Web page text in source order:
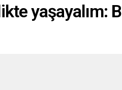
yaşayalım: